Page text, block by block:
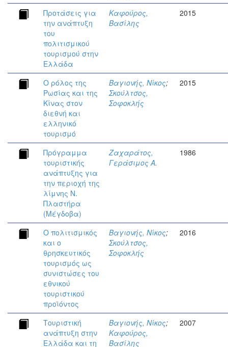
Προτάσεις για
την ανάπτυξη
του
πολιτισμικού
τουρισμού στην
Ελλάδα
Καφούρος,
Βασίλης
2015
Ο ρόλος της
Ρωσίας και της
Κίνας στον
διεθνή και
ελληνικό
τουρισμό
Βαγιονής, Νίκος;
Σκούλτσος,
Σοφοκλής
2015
Πρόγραμμα
τουριστικής
ανάπτυξης για
την περιοχή της
λίμνης Ν.
Πλαστήρα
(Μέγδοβα)
Ζαχαράτος,
Γεράσιμος Α.
1986
Ο πολιτισμικός
και ο
θρησκευτικός
τουρισμός ως
συνιστώσες του
εθνικού
τουριστικού
προϊόντος
Βαγιονής, Νίκος;
Σκούλτσος,
Σοφοκλής
2016
Τουριστική
ανάπτυξη στην
Ελλάδα και τη
Βαγιονής, Νίκος;
Καφούρος,
Βασίλης
2007